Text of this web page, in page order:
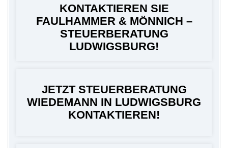
KONTAKTIEREN SIE
FAULHAMMER & MÖNNICH –
STEUERBERATUNG
LUDWIGSBURG!
JETZT STEUERBERATUNG
WIEDEMANN IN LUDWIGSBURG
KONTAKTIEREN!